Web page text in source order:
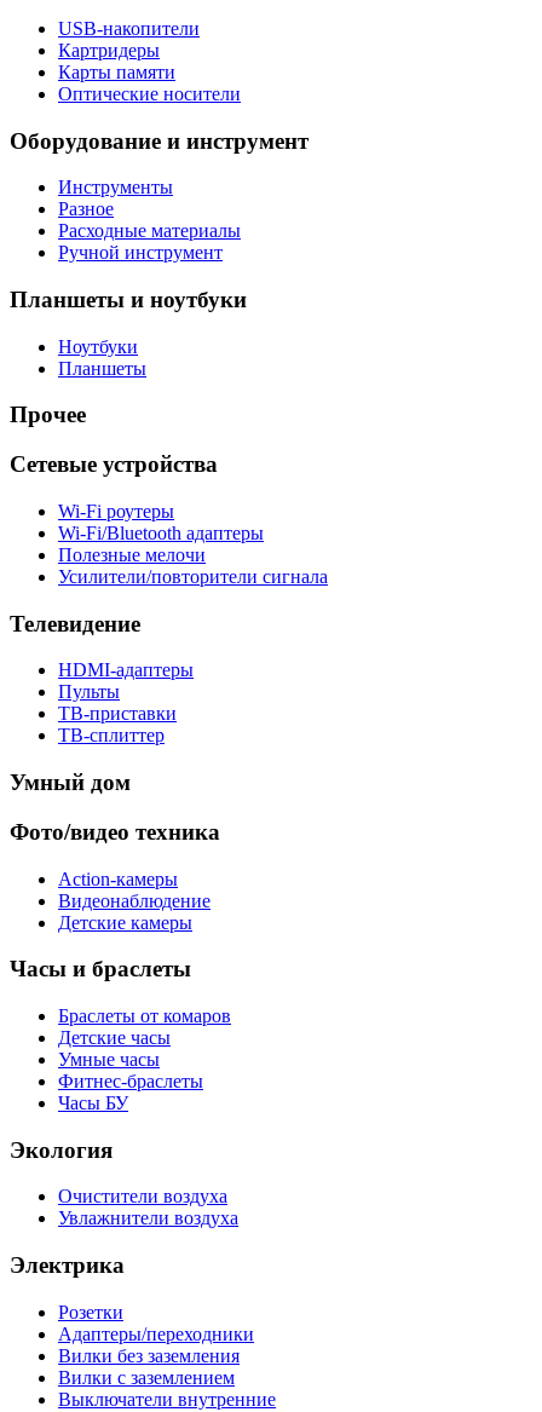
USB-накопители
Картридеры
Карты памяти
Оптические носители
Оборудование и инструмент
Инструменты
Разное
Расходные материалы
Ручной инструмент
Планшеты и ноутбуки
Ноутбуки
Планшеты
Прочее
Сетевые устройства
Wi-Fi роутеры
Wi-Fi/Bluetooth адаптеры
Полезные мелочи
Усилители/повторители сигнала
Телевидение
HDMI-адаптеры
Пульты
ТВ-приставки
ТВ-сплиттер
Умный дом
Фото/видео техника
Action-камеры
Видеонаблюдение
Детские камеры
Часы и браслеты
Браслеты от комаров
Детские часы
Умные часы
Фитнес-браслеты
Часы БУ
Экология
Очистители воздуха
Увлажнители воздуха
Электрика
Розетки
Адаптеры/переходники
Вилки без заземления
Вилки с заземлением
Выключатели внутренние